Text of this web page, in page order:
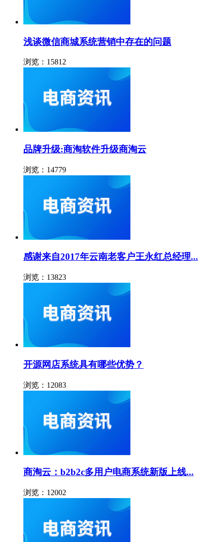
浅谈微信商城系统营销中存在的问题
浏览：15812
品牌升级:商淘软件升级商淘云
浏览：14779
感谢来自2017年云南老客户王永红总经理...
浏览：13823
开源网店系统具有哪些优势？
浏览：12083
商淘云：b2b2c多用户电商系统新版上线...
浏览：12002